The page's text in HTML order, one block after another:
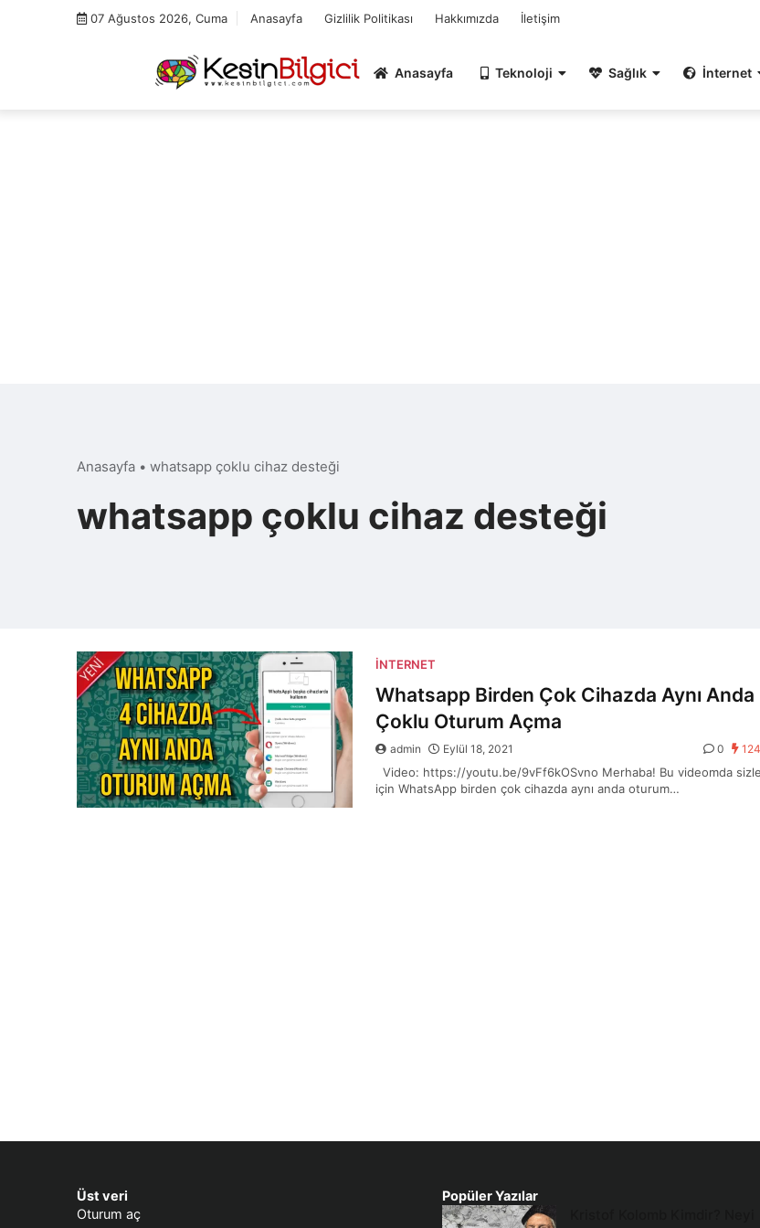
07 Ağustos 2026, Cuma Anasayfa Gizlilik Politikası Hakkımızda İletişim
Anasayfa Teknoloji Sağlık İnternet
Anasayfa • whatsapp çoklu cihaz desteği
whatsapp çoklu cihaz desteği
İNTERNET
Whatsapp Birden Çok Cihazda Aynı Anda
Çoklu Oturum Açma
admin Eylül 18, 2021 0
Video: https://youtu.be/9vFf6kOSvno Merhaba! Bu videomda
için WhatsApp birden çok cihazda aynı anda oturum…
Üst veri
Oturum aç
Popüler Yazılar